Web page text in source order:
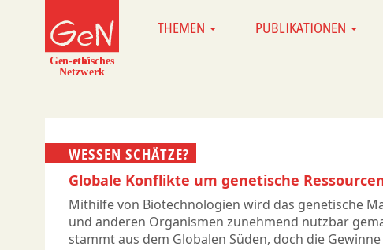
MAINTHEMEN PUBLIKATIONEN
WESSEN SCHÄTZE?
Globale Konflikte um genetische
Mithilfe von Biotechnologien wird das genetische
und anderen Organismen zunehmend nutzbar
stammt aus dem Globalen Süden, doch die